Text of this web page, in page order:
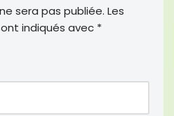
sera pas publiée. Les
indiqués avec *